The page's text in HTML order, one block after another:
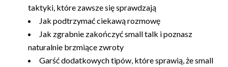
taktyki, które zawsze się sprawdzają
Jak podtrzymać ciekawą rozmowę
Jak zgrabnie zakończyć small talk i poznasz
naturalnie brzmiące zwroty
Garść dodatkowych tipów, które sprawią, że small